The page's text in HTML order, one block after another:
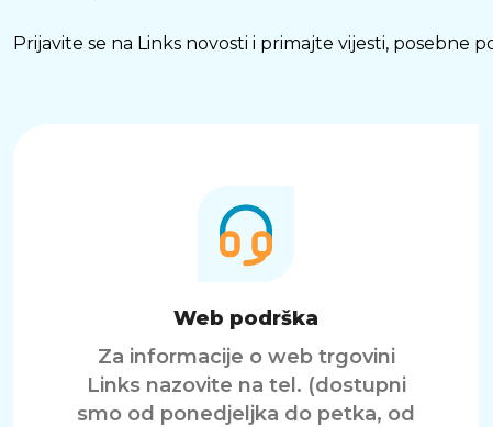
Prijavite se na Links novosti i primajte vijesti, posebne
Web podrška
Za informacije o web trgovini
Links nazovite na tel. (dostupni
smo od ponedjeljka do petka, od